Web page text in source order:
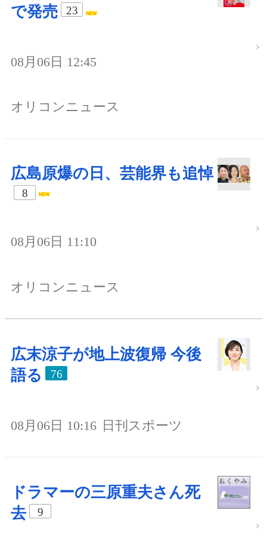
で発売
23
08月06日 12:45
オリコンニュース
広島原爆の日、芸能界も追悼
8
08月06日 11:10
オリコンニュース
広末涼子が地上波復帰 今後
語る
76
08月06日 10:16 日刊スポーツ
ドラマーの三原重夫さん死
去
9